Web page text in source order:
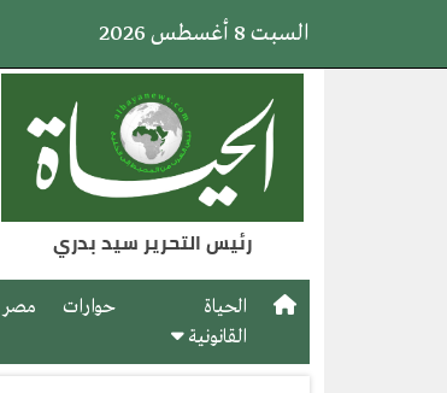
السبت 8 أغسطس 2026
رئيس التحرير سيد بدري
الحياة
القانونية
حوارات مصر